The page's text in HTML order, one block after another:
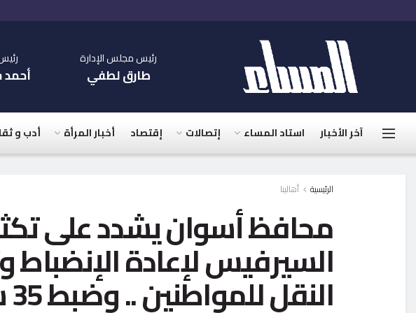
رئيس مجلس الإدارة
طارق لطفي
آخر الأخبار استاد المساء إتصالات إقتصاد أخبار المرأة أدب و
الرئيسية أهالينا
محافظ أسوان يشدد على
السيرفيس لإعادة الإنضباط